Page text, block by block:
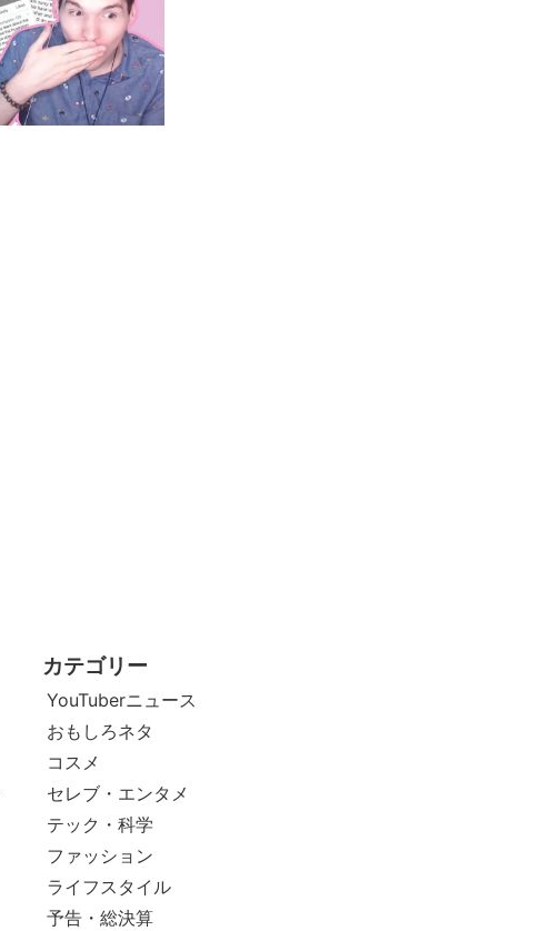
カテゴリー
YouTuberニュース
おもしろネタ
コスメ
セレブ・エンタメ
テック・科学
ファッション
ライフスタイル
予告・総決算